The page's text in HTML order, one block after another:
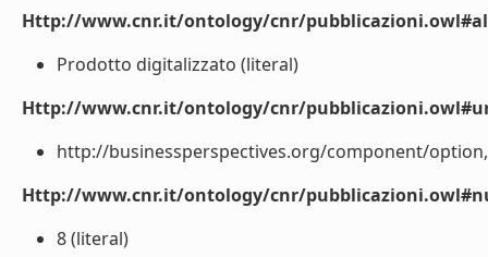
Http://www.cnr.it/ontology/cnr/
Prodotto digitalizzato (literal)
Http://www.cnr.it/ontology/cnr/
http://businessperspectives.org/component/
Http://www.cnr.it/ontology/cnr/
8 (literal)